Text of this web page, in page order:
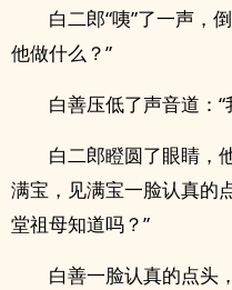
白二郎“咦”了一声，
他做什么？”
白善压低了声音道：
白二郎瞪圆了眼睛，
满宝，见满宝一脸认真的
堂祖母知道吗？”
白善一脸认真的点头